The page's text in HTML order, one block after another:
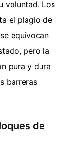
voluntad. Los
el plagio de
equivocan
pero la
pura y dura
barreras
de